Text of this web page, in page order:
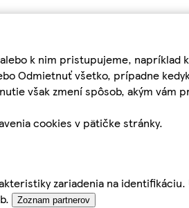
k nim pristupujeme,
Odmietnuť všetko, prípadne
však zmení spôsob, akým vám
cookies v pätičke stránky.
zariadenia na
Zoznam partnerov